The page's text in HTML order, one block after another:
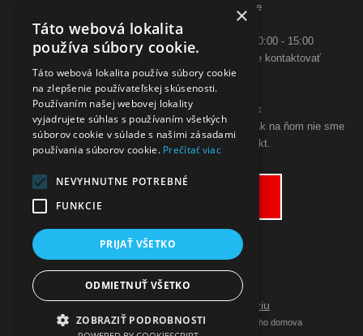
Saratovská 2926/21 93405 Levice
Telefón:
0948 005 546
- PO-PIA: 10:00 - 18:00, SO 10:00 - 15:00
ak sa aj hneď nedovoláte, budeme Vás spätne kontaktovať
Email:
poslimasem@gmail.com
objednavky@zpohodliadomova.sk
Kontaktovať nás môžete aj cez zákaznícky chat, ak na ňom nie sme
prítomný, zanechajte na seba kontakt.
Prepnúť zobrazenie na plnú verziu
Copyright 2019 - 2026 © Nakupujte z pohodlia vášho domova
×
Táto webová lokalita
používa súbory cookie.
Táto webová lokalita používa súbory cookie
na zlepšenie používateľskej skúsenosti.
Používaním našej webovej lokality
vyjadrujete súhlas s používaním všetkých
súborov cookie v súlade s našimi zásadami
používania súborov cookie. Prečítať viac
NEVYHNUTNE POTREBNÉ
FUNKCIE
PRIJAŤ VŠETKO
ODMIETNUŤ VŠETKO
ZOBRAZIŤ PODROBNOSTI